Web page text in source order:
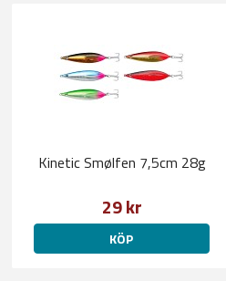
Kinetic Smølfen 7,5cm 28g
29 kr
KÖP